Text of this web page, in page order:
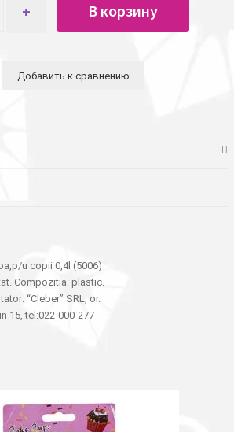
В корзину
Добавить к сравнению
u copii 0,4l (5006)
Compozitia: plastic.
“Cleber” SRL, or.
15, tel:022-000-277